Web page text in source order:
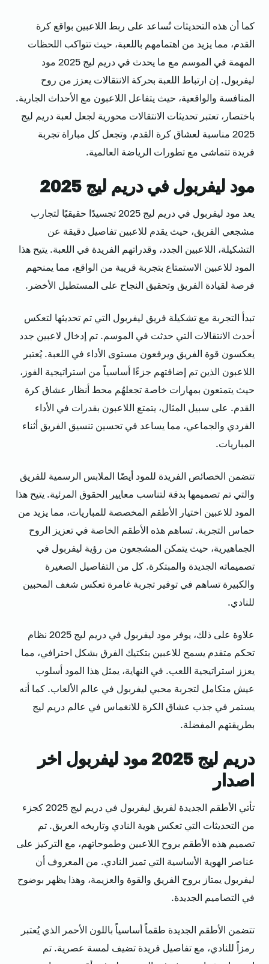
كما أن هذه التحديثات تُساعد على ربط اللاعبين بواقع كرة
القدم، مما يزيد من اهتمامهم باللعبة، حيث تتواكب اللحظات
المهمة في الموسم مع ما يحدث في دريم ليج 2025 مود
ليفربول. إن ارتباط اللعبة بحركة الانتقالات يعزز من روح
المنافسة والواقعية، حيث يتفاعل اللاعبون مع الأحداث الجارية.
باختصار، تعتبر تحديثات الانتقالات محورية لجعل لعبة دريم ليج
2025 مناسبة لعشاق كرة القدم، وتجعل كل مباراة تجربة
فريدة تتماشى مع تطورات الرياضة العالمية.
مود ليفربول في دريم ليج 2025
يعد مود ليفربول في دريم ليج 2025 تجسيدًا حقيقيًا لتجارب
مشجعي الفريق، حيث يقدم للاعبين تفاصيل دقيقة عن
التشكيلة، اللاعبين الجدد، وقدراتهم الفريدة في اللعبة. يتيح هذا
المود للاعبين الاستمتاع بتجربة قريبة من الواقع، مما يمنحهم
فرصة لقيادة الفريق وتحقيق النجاح على المستطيل الأخضر.
تبدأ التجربة مع تشكيلة فريق ليفربول التي تم تحديثها لتعكس
أحدث الانتقالات التي حدثت في الموسم. تم إدخال لاعبين جدد
يعكسون قوة الفريق ويرفعون مستوى الأداء في اللعبة. يُعتبر
اللاعبون الذين تم إضافتهم جزءًا أساسياً من استراتيجية الفوز،
حيث يتمتعون بمهارات خاصة تجعلهُم محط أنظار عشاق كرة
القدم. على سبيل المثال، يتمتع اللاعبون بقدرات في الأداء
الفردي والجماعي، مما يساعد في تحسين تنسيق الفريق أثناء
المباريات.
تتضمن الخصائص الفريدة للمود أيضًا الملابس الرسمية للفريق
والتي تم تصميمها بدقة لتناسب معايير الحقوق المرئية. يتيح هذا
المود للاعبين اختيار الأطقم المخصصة للمباريات، مما يزيد من
حماس التجربة. تساهم هذه الأطقم الخاصة في تعزيز الروح
الجماهيرية، حيث يتمكن المشجعون من رؤية ليفربول في
تصميماته الجديدة والمبتكرة. كل من التفاصيل الصغيرة
والكبيرة تساهم في توفير تجربة غامرة تعكس شغف المحبين
للنادي.
علاوة على ذلك، يوفر مود ليفربول في دريم ليج 2025 نظام
تحكم متقدم يسمح للاعبين بتكتيك الفرق بشكل احترافي، مما
يعزز استراتيجية اللعب. في النهاية، يمثل هذا المود أسلوب
عيش متكامل لتجربة محبي ليفربول في عالم الألعاب. كما أنه
يستمر في جذب عشاق الكرة للانغماس في عالم دريم ليج
بطريقتهم المفضلة.
دريم ليج 2025 مود ليفربول اخر
اصدار
تأتي الأطقم الجديدة لفريق ليفربول في دريم ليج 2025 كجزء
من التحديثات التي تعكس هوية النادي وتاريخه العريق. تم
تصميم هذه الأطقم بروح اللاعبين وطموحاتهم، مع التركيز على
عناصر الهوية الأساسية التي تميز النادي. من المعروف أن
ليفربول يمتاز بروح الفريق والقوة والعزيمة، وهذا يظهر بوضوح
في التصاميم الجديدة.
تتضمن الأطقم الجديدة طقماً أساسياً باللون الأحمر الذي يُعتبر
رمزاً للنادي، مع تفاصيل فريدة تضيف لمسة عصرية. تم